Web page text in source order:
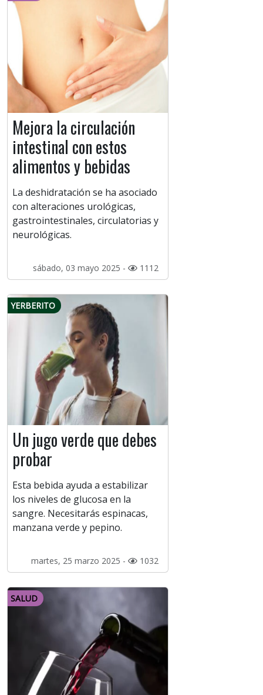
Mejora la circulación
intestinal con estos
alimentos y bebidas
La deshidratación se ha asociado
con alteraciones urológicas,
gastrointestinales, circulatorias y
neurológicas.
sábado, 03 mayo 2025 - 1112
YERBERITO
Un jugo verde que debes
probar
Esta bebida ayuda a estabilizar
los niveles de glucosa en la
sangre. Necesitarás espinacas,
manzana verde y pepino.
martes, 25 marzo 2025 - 1032
SALUD